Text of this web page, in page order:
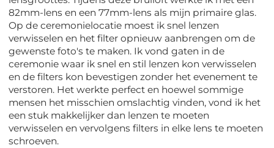
82mm-lens en een 77mm-lens als mijn primaire glas.
Op de ceremonielocatie moest ik snel lenzen
verwisselen en het filter opnieuw aanbrengen om de
gewenste foto's te maken. Ik vond gaten in de
ceremonie waar ik snel en stil lenzen kon verwisselen
en de filters kon bevestigen zonder het evenement te
verstoren. Het werkte perfect en hoewel sommige
mensen het misschien omslachtig vinden, vond ik het
een stuk makkelijker dan lenzen te moeten
verwisselen en vervolgens filters in elke lens te moeten
schroeven.